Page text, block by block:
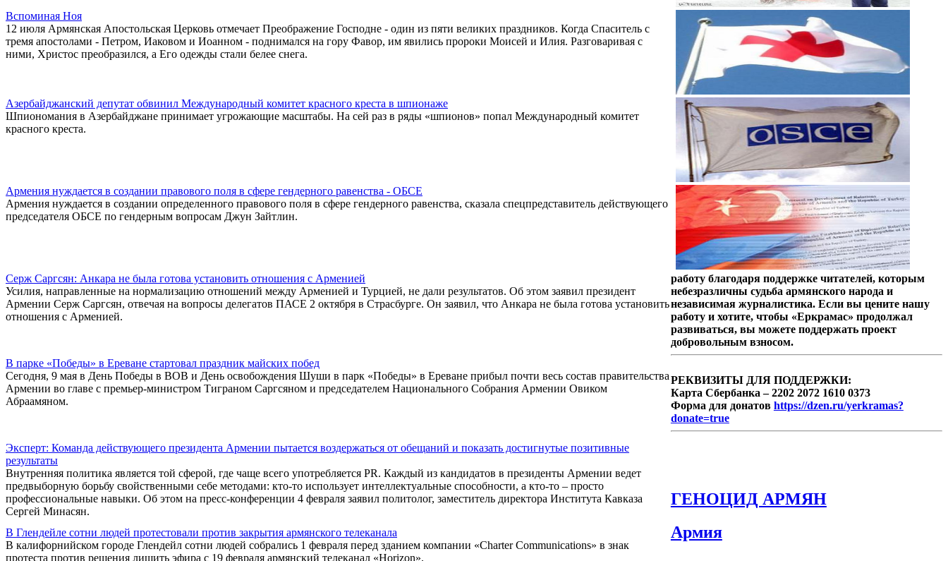
Вспоминая Ноя
12 июля Армянская Апостольская Церковь отмечает Преображение Господне - один из пяти великих праздников. Когда Спаситель с
тремя апостолами - Петром, Иаковом и Иоанном - поднимался на гору Фавор, им явились пророки Моисей и Илия. Разговаривая с
ними, Христос преобразился, а Его одежды стали белее снега.
Азербайджанский депутат обвинил Международный комитет красного креста в шпионаже
Шпиономания в Азербайджане принимает угрожающие масштабы. На сей раз в ряды «шпионов» попал Международный комитет
красного креста.
Армения нуждается в создании правового поля в сфере гендерного равенства - ОБСЕ
Армения нуждается в создании определенного правового поля в сфере гендерного равенства, сказала спецпредставитель действующего
председателя ОБСЕ по гендерным вопросам Джун Зайтлин.
Серж Саргсян: Анкара не была готова установить отношения с Арменией
Усилия, направленные на нормализацию отношений между Арменией и Турцией, не дали результатов. Об этом заявил президент
Армении Серж Саргсян, отвечая на вопросы делегатов ПАСЕ 2 октября в Страсбурге. Он заявил, что Анкара не была готова установить
отношения с Арменией.
В парке «Победы» в Ереване стартовал праздник майских побед
Сегодня, 9 мая в День Победы в ВОВ и День освобождения Шуши в парк «Победы» в Ереване прибыл почти весь состав правительства
Армении во главе с премьер-министром Тиграном Саргсяном и председателем Национального Собрания Армении Овиком
Абраамяном.
Эксперт: Команда действующего президента Армении пытается воздержаться от обещаний и показать достигнутые позитивные
результаты
Внутренняя политика является той сферой, где чаще всего употребляется PR. Каждый из кандидатов в президенты Армении ведет
предвыборную борьбу свойственными себе методами: кто-то использует интеллектуальные способности, а кто-то – просто
профессиональные навыки. Об этом на пресс-конференции 4 февраля заявил политолог, заместитель директора Института Кавказа
Сергей Минасян.
В Глендейле сотни людей протестовали против закрытия армянского телеканала
В калифорнийском городе Глендейл сотни людей собрались 1 февраля перед зданием компании «Charter Communications» в знак
протеста против решения лишить эфира с 19 февраля армянский телеканал «Horizon».
работу благодаря поддержке читателей, которым
небезразличны судьба армянского народа и
независимая журналистика. Если вы цените нашу
работу и хотите, чтобы «Еркрамас» продолжал
развиваться, вы можете поддержать проект
добровольным взносом.
РЕКВИЗИТЫ ДЛЯ ПОДДЕРЖКИ:
Карта Сбербанка – 2202 2072 1610 0373
Форма для донатов https://dzen.ru/yerkramas?
donate=true
ГЕНОЦИД АРМЯН
Армия